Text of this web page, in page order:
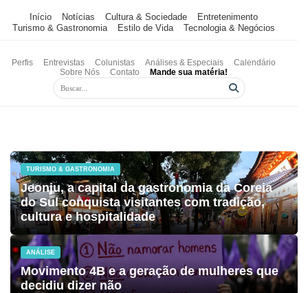
Início Notícias Cultura & Sociedade
Entretenimento
Turismo & Gastronomia
Estilo de Vida Tecnologia & Negócios
Perfis Entrevistas Colunistas Análises & Especiais
Calendário
Sobre Nós
Contato Mande sua matéria!
TURISMO & GASTRONOMIA
Jeonju, a capital da gastronomia da Coreia
do Sul conquista visitantes com tradição,
cultura e hospitalidade
ANÁLISE
Movimento 4B e a geração de mulheres que
decidiu dizer não